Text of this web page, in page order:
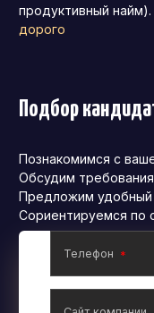
продуктивный найм).
дорого
Подбор
Познакомимся с
Обсудим
Предложим
Сориентируемся по
Телефон